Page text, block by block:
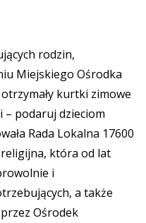
rodzin,
Miejskiego Ośrodka
otrzymały kurtki zimowe
– podaruj dzieciom
Rada Lokalna 17600
która od lat
i
a także
Ośrodek